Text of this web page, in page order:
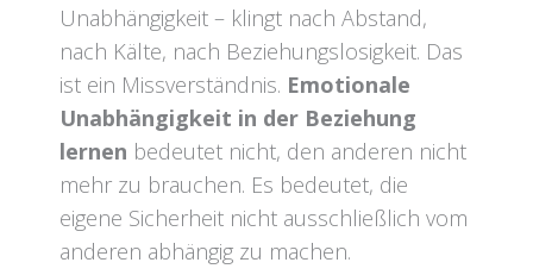
Unabhängigkeit – klingt nach Abstand,
nach Kälte, nach Beziehungslosigkeit. Das
ist ein Missverständnis. Emotionale
Unabhängigkeit in der Beziehung
lernen bedeutet nicht, den anderen nicht
mehr zu brauchen. Es bedeutet, die
eigene Sicherheit nicht ausschließlich vom
anderen abhängig zu machen.